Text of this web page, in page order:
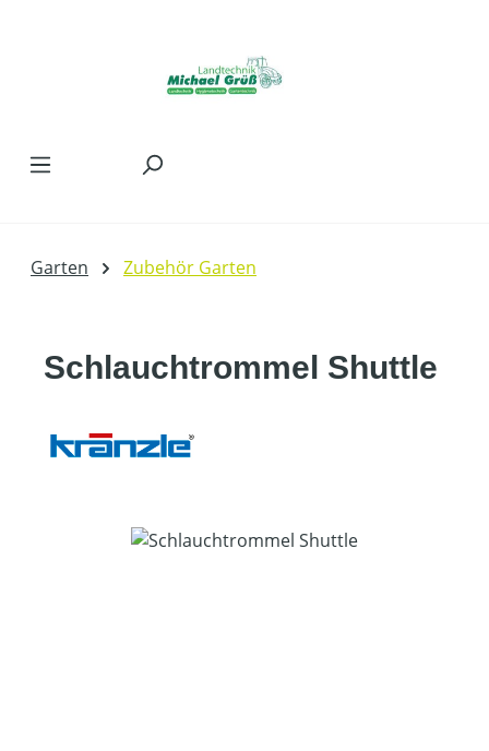
Garten Zubehör Garten
Schlauchtrommel Shuttle
Bildergalerie überspringen